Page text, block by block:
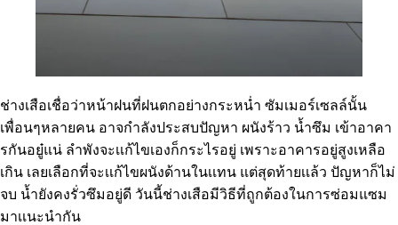
ช่างเสือเชื่อว่าหน้าฝนที่ฝนตกอย่างกระหน่ำ ซัมเมอร์เซลล์นั้น
เพื่อนๆหลายคน อาจกำลังประสบปัญหา ผนังร้าว น้ำซึม เข้าอาคา
รกันอยู๋แน่ ลำพังจะเเก้ไขเองก็กระไรอยู่ เพราะอาคารอยู่สูงเหลือ
เกิน เลยเลือกที่จะเเก้ไขผนังด้านในเเทน แต่สุดท้ายเเล้ว ปัญหาก็ไม่
จบ น้ำยังคงรั่วซึมอยู่ดี วันนี้ช่างเสือมีวิธีที่ถูกต้องในการซ่อมแซม
มาเเนะนำกัน